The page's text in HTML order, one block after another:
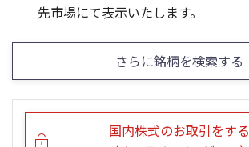
25/12
25/10
25/08
25/06
25/04 24/01
23/01
22/01
21/01
先市場にて表示いたします。
さらに銘柄を検索する
国内株式のお取引をする